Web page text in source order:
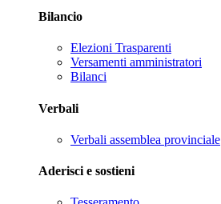
Bilancio
Elezioni Trasparenti
Versamenti amministratori
Bilanci
Verbali
Verbali assemblea provinciale
Aderisci e sostieni